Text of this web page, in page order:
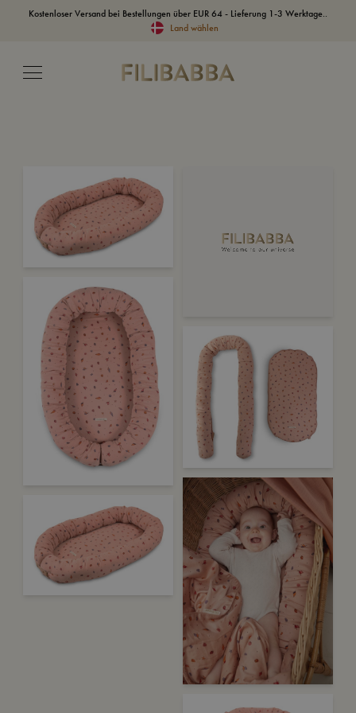
Kostenloser Versand bei Bestellungen über EUR 64 - Lieferung 1-3 Werktage..
Land wählen